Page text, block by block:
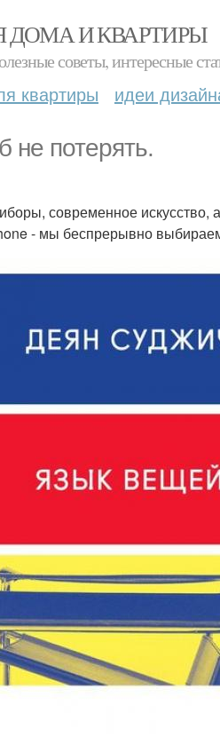
ДОМА И КВАРТИРЫ
советы, интересные
квартиры идеи
не потерять.
современное
- мы беспрерывно